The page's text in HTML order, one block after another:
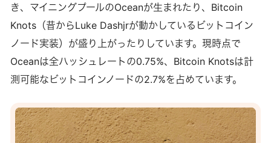
き、マイニングプールのOceanが生まれたり、Bitcoin
Knots（昔からLuke Dashjrが動かしているビットコイン
ノード実装）が盛り上がったりしています。現時点で
Oceanは全ハッシュレートの0.75%、Bitcoin Knotsは計
測可能なビットコインノードの2.7%を占めています。